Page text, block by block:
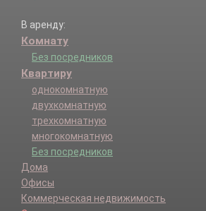
В аренду:
Комнату
Без посредников
Квартиру
однокомнатную
двухкомнатную
трехкомнатную
многокомнатную
Без посредников
Дома
Офисы
Коммерческая недвижимость